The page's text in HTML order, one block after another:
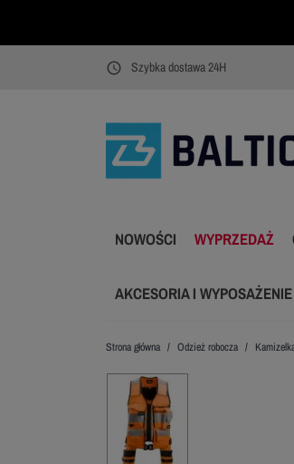
access_time Szybka dostawa 24H
NOWOŚCI WYPRZEDAŻ
AKCESORIA I WYPOSAŻENIE
Strona główna Odzież robocza